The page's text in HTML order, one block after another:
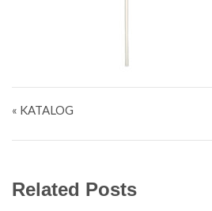
« KATALOG
Related Posts